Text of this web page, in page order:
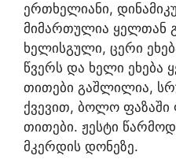
ერთხელიანი,
მიმართულია ყელთან
ხელისგული, ცერი
წვერს და ხელი ეხება
თითები გაშლილია,
ქვევით, ბოლო
თითები. ჟესტი
მკერდის დონეზე.